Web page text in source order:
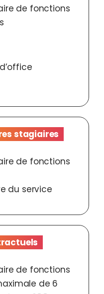
de fonctions
stagiaires
de fonctions
du service
de fonctions
de 6